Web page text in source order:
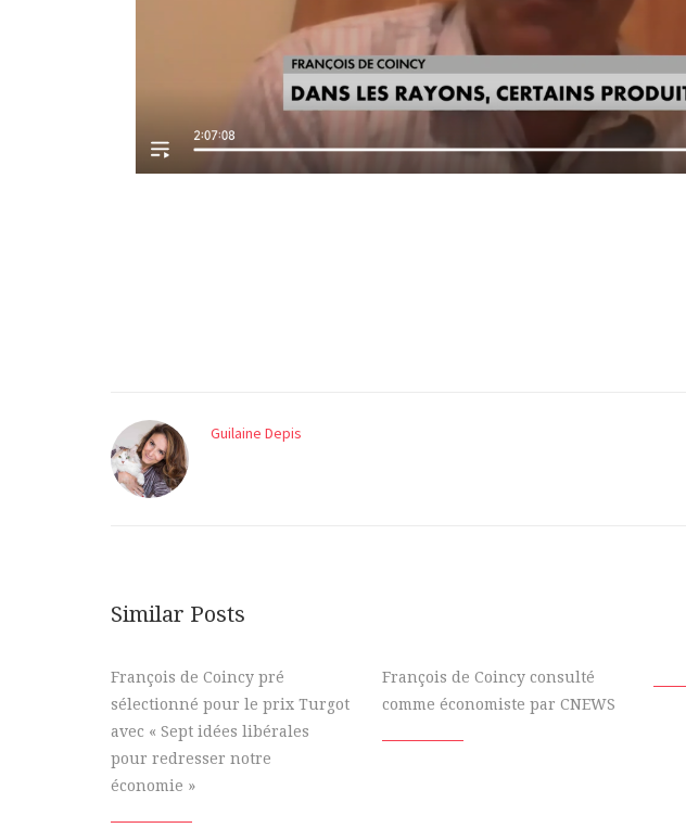
Guilaine Depis
Similar Posts
François de Coincy pré
sélectionné pour le prix Turgot
avec « Sept idées libérales
pour redresser notre
économie »
François de Coincy consulté
comme économiste par CNEWS